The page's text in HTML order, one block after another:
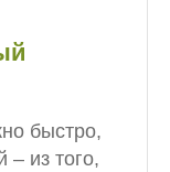
быстро,
– из того,